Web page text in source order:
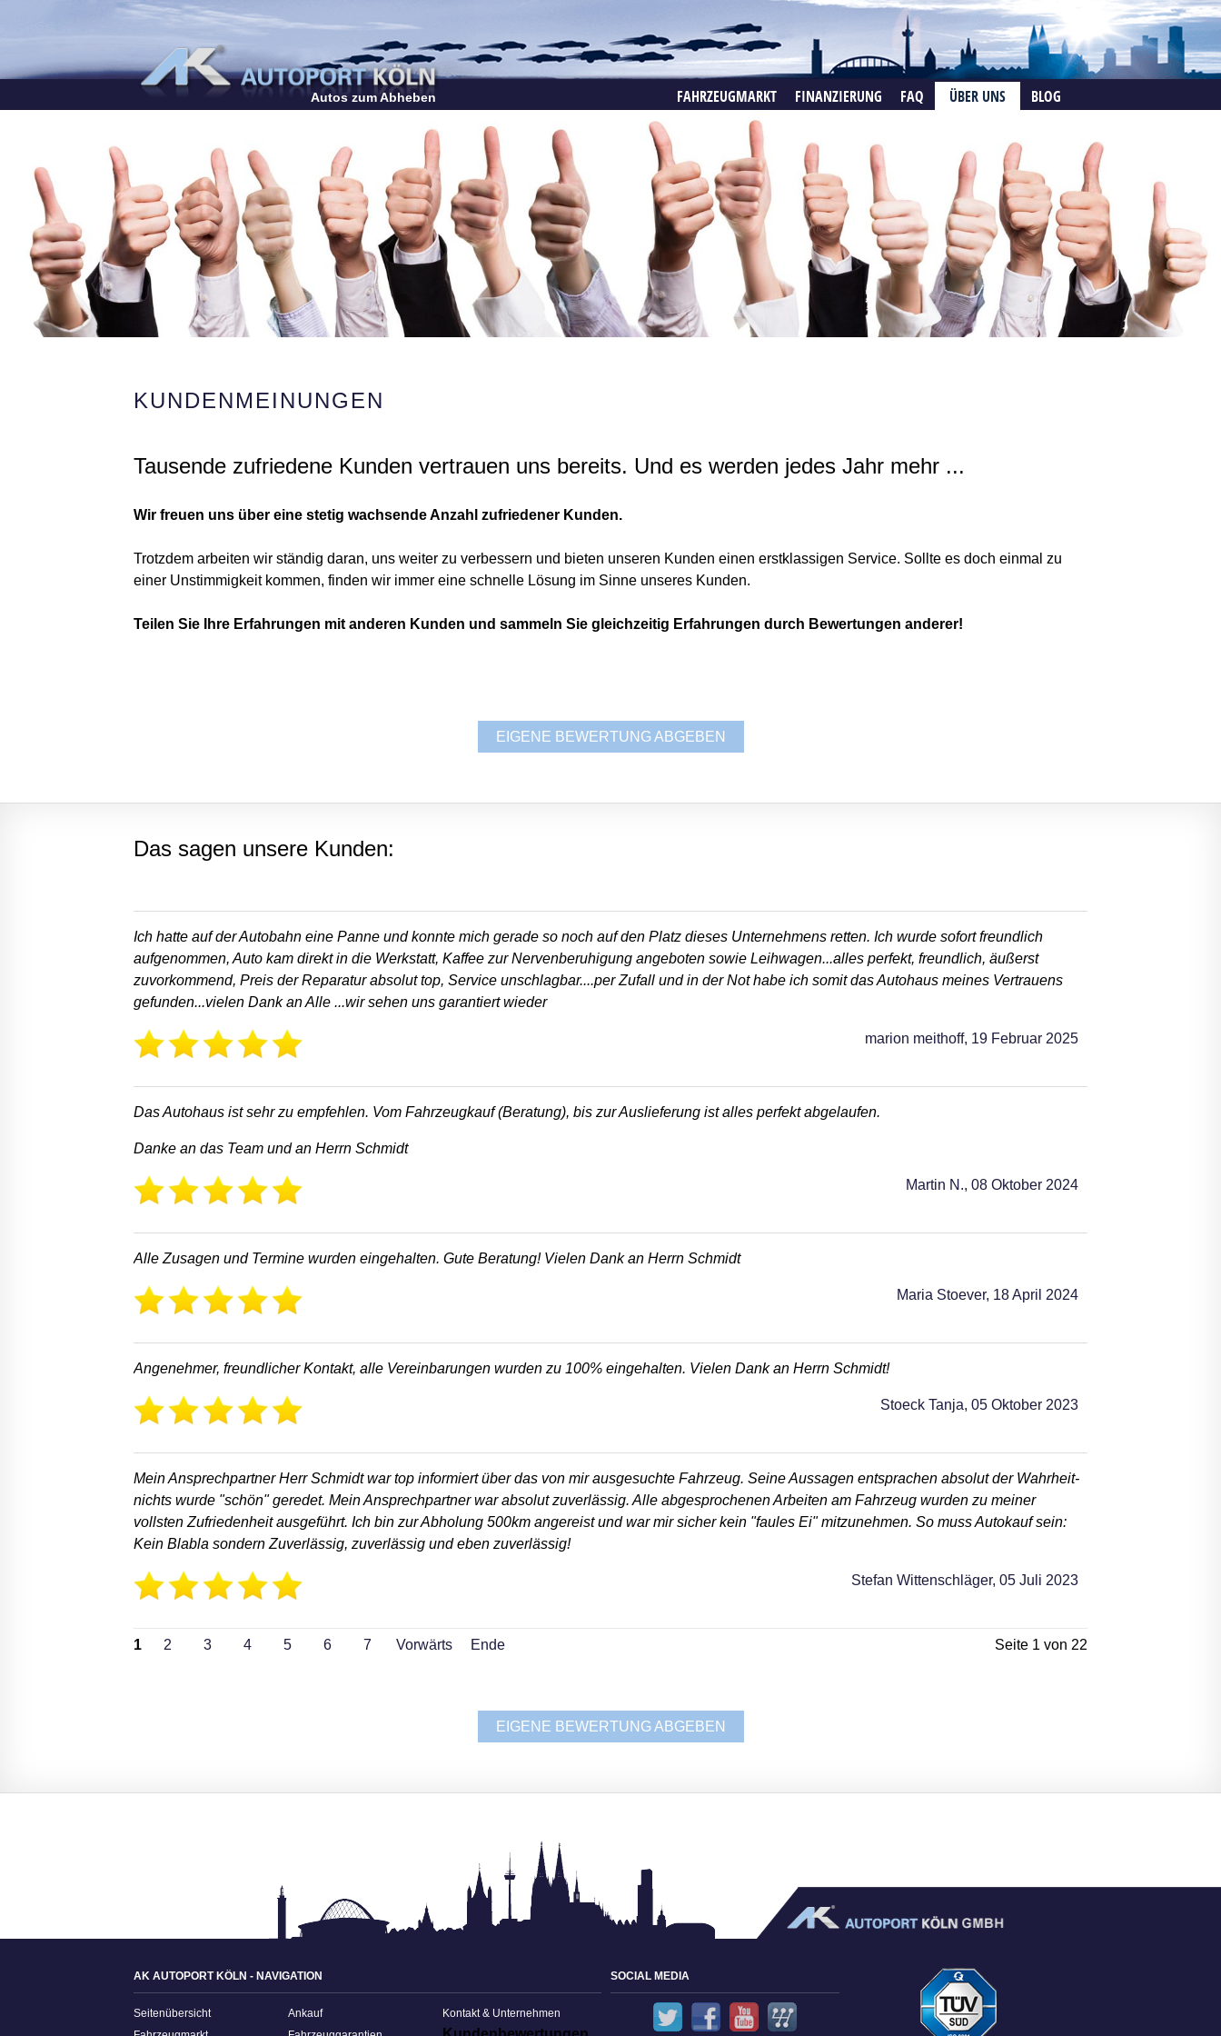
Autos zum Abheben FAHRZEUGMARKT FINANZIERUNG FAQ ÜBER UNS BLOG
KUNDENMEINUNGEN
Tausende zufriedene Kunden vertrauen uns bereits. Und es werden jedes Jahr mehr ...
Wir freuen uns über eine stetig wachsende Anzahl zufriedener Kunden.
Trotzdem arbeiten wir ständig daran, uns weiter zu verbessern und bieten unseren Kunden einen erstklassigen Service. Sollte es doch einmal zu
einer Unstimmigkeit kommen, finden wir immer eine schnelle Lösung im Sinne unseres Kunden.
Teilen Sie Ihre Erfahrungen mit anderen Kunden und sammeln Sie gleichzeitig Erfahrungen durch Bewertungen anderer!
EIGENE BEWERTUNG ABGEBEN
Das sagen unsere Kunden:
Ich hatte auf der Autobahn eine Panne und konnte mich gerade so noch auf den Platz dieses Unternehmens retten. Ich wurde sofort freundlich
aufgenommen, Auto kam direkt in die Werkstatt, Kaffee zur Nervenberuhigung angeboten sowie Leihwagen...alles perfekt, freundlich, äußerst
zuvorkommend, Preis der Reparatur absolut top, Service unschlagbar....per Zufall und in der Not habe ich somit das Autohaus meines Vertrauens
gefunden...vielen Dank an Alle ...wir sehen uns garantiert wieder
marion meithoff, 19 Februar 2025
Das Autohaus ist sehr zu empfehlen. Vom Fahrzeugkauf (Beratung), bis zur Auslieferung ist alles perfekt abgelaufen.
Danke an das Team und an Herrn Schmidt
Martin N., 08 Oktober 2024
Alle Zusagen und Termine wurden eingehalten. Gute Beratung! Vielen Dank an Herrn Schmidt
Maria Stoever, 18 April 2024
Angenehmer, freundlicher Kontakt, alle Vereinbarungen wurden zu 100% eingehalten. Vielen Dank an Herrn Schmidt!
Stoeck Tanja, 05 Oktober 2023
Mein Ansprechpartner Herr Schmidt war top informiert über das von mir ausgesuchte Fahrzeug. Seine Aussagen entsprachen absolut der Wahrheit-
nichts wurde "schön" geredet. Mein Ansprechpartner war absolut zuverlässig. Alle abgesprochenen Arbeiten am Fahrzeug wurden zu meiner
vollsten Zufriedenheit ausgeführt. Ich bin zur Abholung 500km angereist und war mir sicher kein "faules Ei" mitzunehmen. So muss Autokauf sein:
Kein Blabla sondern Zuverlässig, zuverlässig und eben zuverlässig!
Stefan Wittenschläger, 05 Juli 2023
Seite 1 von 22
1 2 3 4 5 6 7 Vorwärts Ende
EIGENE BEWERTUNG ABGEBEN
AK AUTOPORT KÖLN - NAVIGATION
Seitenübersicht
Ankauf
Kontakt & Unternehmen
SOCIAL MEDIA
TwitterFacebookYouTube